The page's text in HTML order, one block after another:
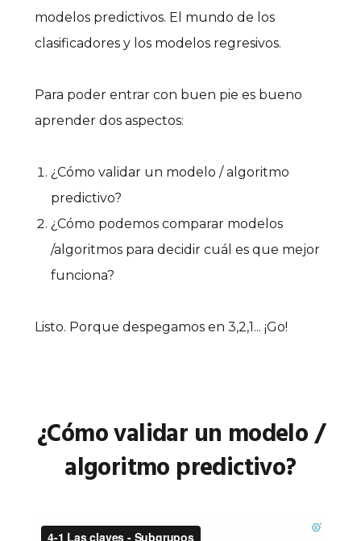
modelos predictivos. El mundo de los
clasificadores y los modelos regresivos.
Para poder entrar con buen pie es bueno
aprender dos aspectos:
¿Cómo validar un modelo / algoritmo
predictivo?
¿Cómo podemos comparar modelos
/algoritmos para decidir cuál es que mejor
funciona?
Listo. Porque despegamos en 3,2,1... ¡Go!
¿Cómo validar un modelo /
algoritmo predictivo?